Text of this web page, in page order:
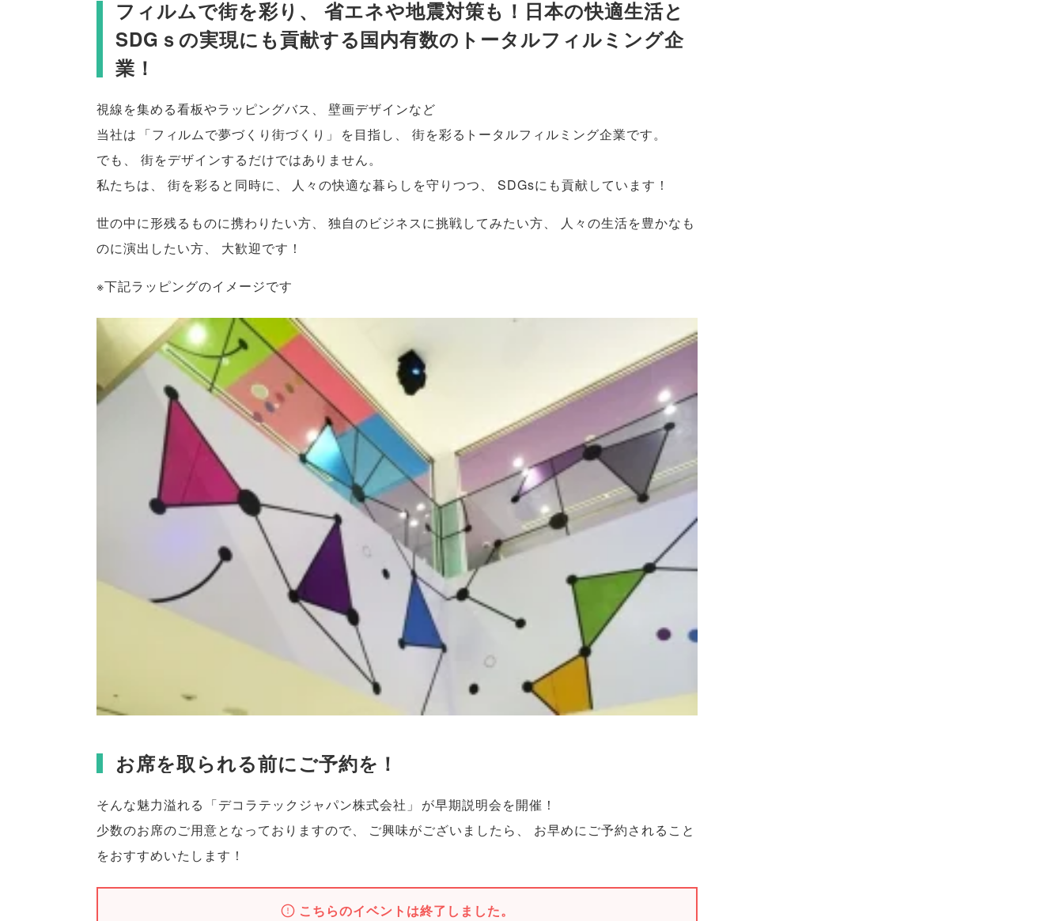
フィルムで街を彩り 、
省エネや地震対策も！日本の快適生活と
SDGｓの実現にも貢献する国内有数のトータルフィルミング企
業！
視線を集める看板やラッピングバス 、
壁画デザインなど
当社は 「フィルムで夢づくり街づくり 」 を目指し 、 街を彩るトータルフィルミング企業です。
でも 、 街をデザインするだけではありません。
私たちは、 街を彩ると同時に、 人々の快適な暮らしを守りつつ、 SDGsにも貢献しています！
世の中に形残るものに携わりたい方、 独自のビジネスに挑戦してみたい方、
人々の生活を豊かなも
のに演出したい方、 大歓迎です！
※下記ラッピングのイメージです
お席を取られる前にご予約を！
そんな魅力溢れる 「デコラテックジャパン株式会社 」 が早期説明会を開催！
少数のお席のご用意となっておりますので、 ご興味がございましたら 、
お早めにご予約されること
をおすすめいたします！
こちらのイベントは終了しました。